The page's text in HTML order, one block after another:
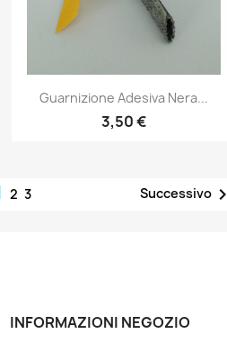
Anteprima
Guarnizione Adesiva Nera...
3,50 €
2 3 Successivo
INFORMAZIONI NEGOZIO